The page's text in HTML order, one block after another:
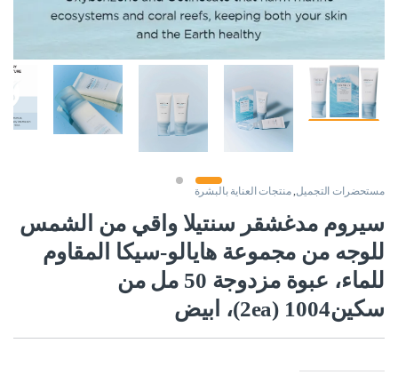
مستحضرات التجميل,منتجات العناية بالبشرة
سيروم مدغشقر سنتيلا واقي من الشمس
للوجه من مجموعة هايالو-سيكا المقاوم
للماء، عبوة مزدوجة 50 مل من
سكين1004 (2ea)، ابيض